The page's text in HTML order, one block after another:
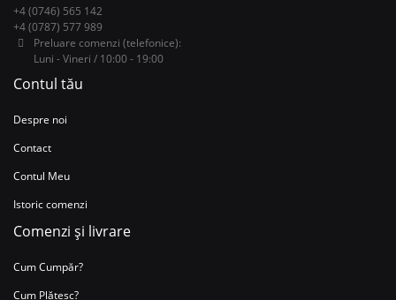
+4 (0746) 565 142
+4 (0787) 577 989
Preluare comenzi (telefonice):
Luni - Vineri / 10:00 - 19:00
Contul tău
Despre noi
Contact
Contul Meu
Istoric comenzi
Comenzi și livrare
Cum Cumpăr?
Cum Plătesc?